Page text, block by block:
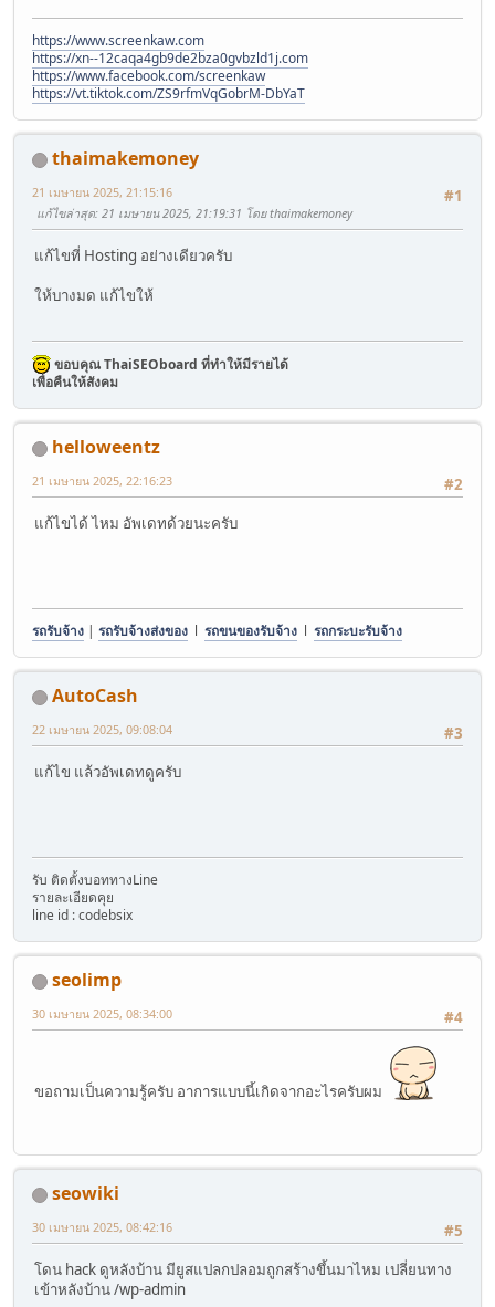
https://www.screenkaw.com
https://xn--12caqa4gb9de2bza0gvbzld1j.com
https://www.facebook.com/screenkaw
https://vt.tiktok.com/ZS9rfmVqGobrM-DbYaT
thaimakemoney
#1
21 เมษายน 2025, 21:15:16
แก้ไขล่าสุด: 21 เมษายน 2025, 21:19:31 โดย thaimakemoney
แก้ไขที่ Hosting อย่างเดียวครับ
ให้บางมด แก้ไขให้
ขอบคุณ ThaiSEOboard ที่ทำให้มีรายได้
เพื่อคืนให้สังคม
helloweentz
#2
21 เมษายน 2025, 22:16:23
แก้ไขได้ ไหม อัพเดทด้วยนะครับ
รถรับจ้าง | รถรับจ้างส่งของ l รถขนของรับจ้าง l รถกระบะรับจ้าง
AutoCash
#3
22 เมษายน 2025, 09:08:04
แก้ไข แล้วอัพเดทดูครับ
รับ ติดตั้งบอททางLine
รายละเอียดคุย
line id : codebsix
seolimp
#4
30 เมษายน 2025, 08:34:00
ขอถามเป็นความรู้ครับ อาการแบบนี้เกิดจากอะไรครับผม
seowiki
#5
30 เมษายน 2025, 08:42:16
โดน hack ดูหลังบ้าน มียูสแปลกปลอมถูกสร้างขึ้นมาไหม เปลี่ยนทาง
เข้าหลังบ้าน /wp-admin